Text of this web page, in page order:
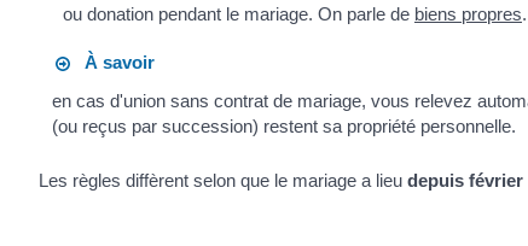
ou donation pendant le mariage. On parle de biens propres.
À savoir
en cas d'union sans contrat de mariage, vous relevez
(ou reçus par succession) restent sa propriété personnelle.
Les règles diffèrent selon que le mariage a lieu depuis février